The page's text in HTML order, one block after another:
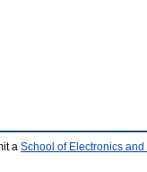
a School of Electronics